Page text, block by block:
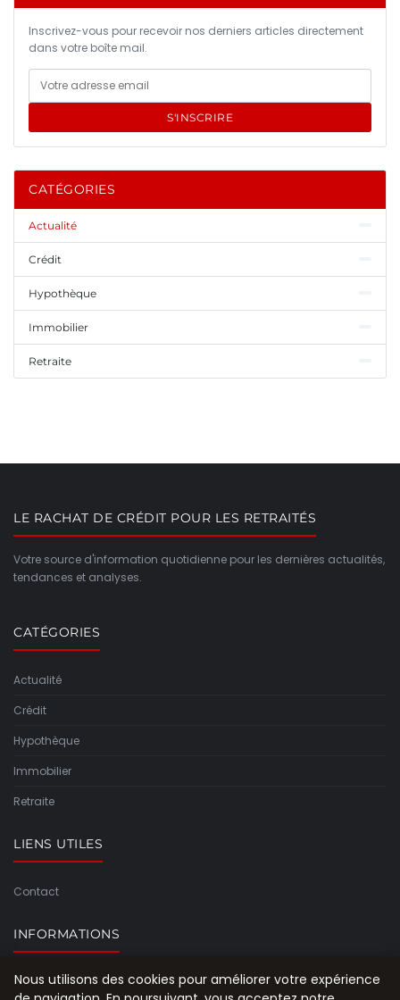
Inscrivez-vous pour recevoir nos derniers articles directement
dans votre boîte mail.
S'INSCRIRE
CATÉGORIES
Actualité
Crédit
Hypothèque
Immobilier
Retraite
LE RACHAT DE CRÉDIT POUR LES RETRAITÉS
Votre source d'information quotidienne pour les dernières actualités,
tendances et analyses.
CATÉGORIES
Actualité
Crédit
Hypothèque
Immobilier
Retraite
LIENS UTILES
Contact
INFORMATIONS
Plan du site
Nous utilisons des cookies pour améliorer votre expérience